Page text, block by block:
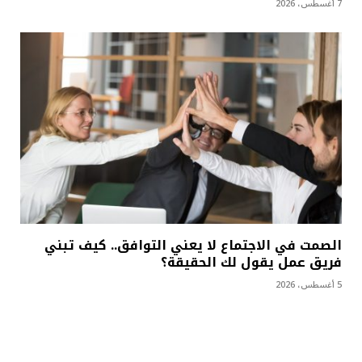
7 أغسطس، 2026
الصمت في الاجتماع لا يعني التوافق.. كيف تبني
فريق عمل يقول لك الحقيقة؟
5 أغسطس، 2026